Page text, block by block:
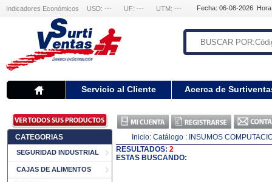
Indicadores Económicos USD: --- UF: --- UTM: --- Fecha: 06-08-2026
Servicio al Cliente Acerca de
CATEGORIAS
SEGURIDAD INDUSTRIAL
CAJAS DE ALIMENTOS
Inicio: Catálogo : INSUMOS
RESULTADOS: 2
ESTAS BUSCANDO: